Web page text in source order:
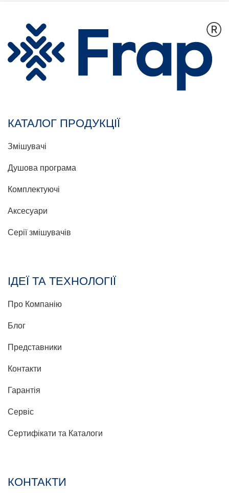
КАТАЛОГ ПРОДУКЦІЇ
Змішувачі
Душова програма
Комплектуючі
Аксесуари
Серії змішувачів
ІДЕЇ ТА ТЕХНОЛОГІЇ
Про Компанію
Блог
Представники
Контакти
Гарантія
Сервіс
Сертифікати та Каталоги
КОНТАКТИ